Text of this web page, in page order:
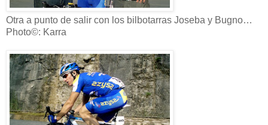
Otra a punto de salir con los bilbotarras Joseba y Bugno…
Photo©: Karra